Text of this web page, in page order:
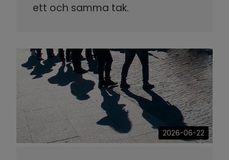
ett och samma tak.
2026-06-22